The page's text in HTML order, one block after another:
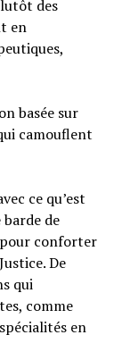
des
en
basée sur
camouflent
ce qu’est
de
conforter
De
qui
comme
en